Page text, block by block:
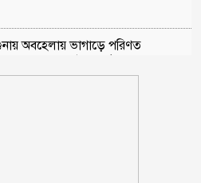
অবহেলায় ভাগাড়ে পরিণত